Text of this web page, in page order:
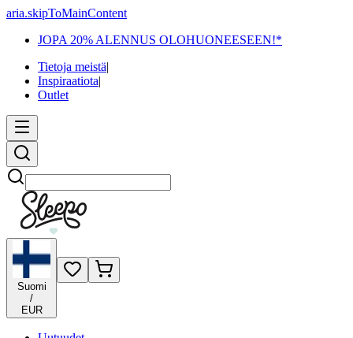
aria.skipToMainContent
JOPA 20% ALENNUS OLOHUONEESEEN!*
Tietoja meistä|
Inspiraatiota|
Outlet
Etsi
Suomi
/
EUR